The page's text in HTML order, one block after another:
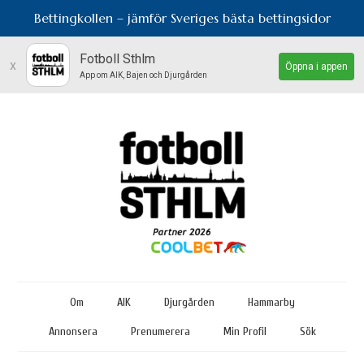
Bettingkollen – jämför Sveriges bästa bettingsidor
x Fotboll Sthlm
App om AIK, Bajen och Djurgården
Öppna i appen
Om AIK Djurgården Hammarby
Annonsera Prenumerera Min Profil Sök